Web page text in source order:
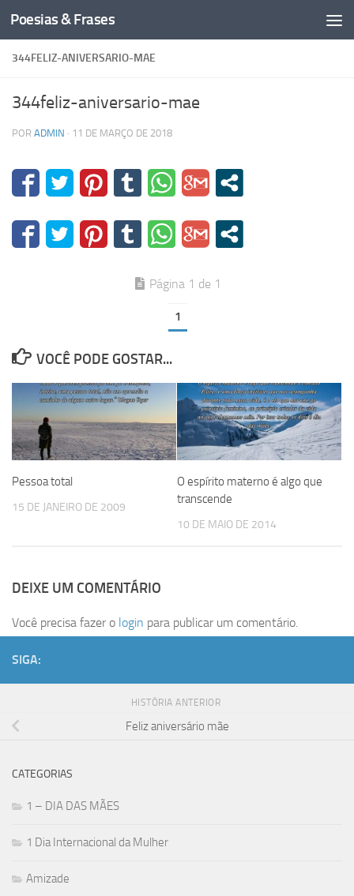
Skip to content
Poesias & Frases
344FELIZ-ANIVERSARIO-MAE
344feliz-aniversario-mae
POR ADMIN · 11 DE MARÇO DE 2018
Página 1 de 1
1
VOCÊ PODE GOSTAR...
Pessoa total
15 DE JANEIRO DE 2009
O espírito materno é algo que
transcende
10 DE MAIO DE 2014
DEIXE UM COMENTÁRIO
Você precisa fazer o login para publicar um comentário.
SIGA:
HISTÓRIA ANTERIOR
Feliz aniversário mãe
CATEGORIAS
1 – DIA DAS MÃES
1 Dia Internacional da Mulher
Amizade